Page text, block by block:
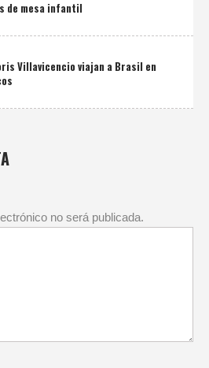
de mesa infantil
Villavicencio viajan a Brasil en
no será publicada.